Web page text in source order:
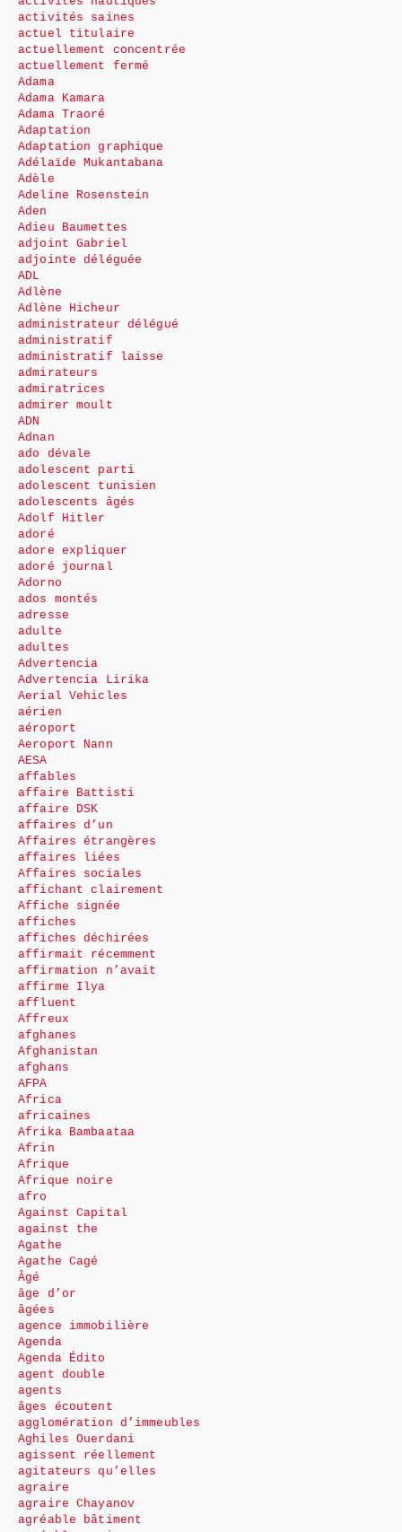
activités saines
actuel titulaire
actuellement concentrée
actuellement fermé
Adama
Adama Kamara
Adama Traoré
Adaptation
Adaptation graphique
Adélaïde Mukantabana
Adèle
Adeline Rosenstein
Aden
Adieu Baumettes
adjoint Gabriel
adjointe déléguée
ADL
Adlène
Adlène Hicheur
administrateur délégué
administratif
administratif laisse
admirateurs
admiratrices
admirer moult
ADN
Adnan
ado dévale
adolescent parti
adolescent tunisien
adolescents âgés
Adolf Hitler
adoré
adore expliquer
adoré journal
Adorno
ados montés
adresse
adulte
adultes
Advertencia
Advertencia Lirika
Aerial Vehicles
aérien
aéroport
Aeroport Nann
AESA
affables
affaire Battisti
affaire DSK
affaires d’un
Affaires étrangères
affaires liées
Affaires sociales
affichant clairement
Affiche signée
affiches
affiches déchirées
affirmait récemment
affirmation n’avait
affirme Ilya
affluent
Affreux
afghanes
Afghanistan
afghans
AFPA
Africa
africaines
Afrika Bambaataa
Afrin
Afrique
Afrique noire
afro
Against Capital
against the
Agathe
Agathe Cagé
Âgé
âge d’or
âgées
agence immobilière
Agenda
Agenda Édito
agent double
agents
âges écoutent
agglomération d’immeubles
Aghiles Ouerdani
agissent réellement
agitateurs qu’elles
agraire
agraire Chayanov
agréable bâtiment